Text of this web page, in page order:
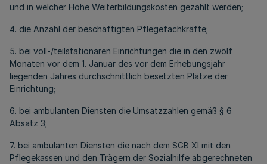
und in welcher Höhe Weiterbildungskosten gezahlt werden;
4. die Anzahl der beschäftigten Pflegefachkräfte;
5. bei voll-/teilstationären Einrichtungen die in den zwölf
Monaten vor dem 1. Januar des vor dem Erhebungsjahr
liegenden Jahres durchschnittlich besetzten Plätze der
Einrichtung;
6. bei ambulanten Diensten die Umsatzzahlen gemäß § 6
Absatz 3;
7. bei ambulanten Diensten die nach dem SGB XI mit den
Pflegekassen und den Trägern der Sozialhilfe abgerechneten